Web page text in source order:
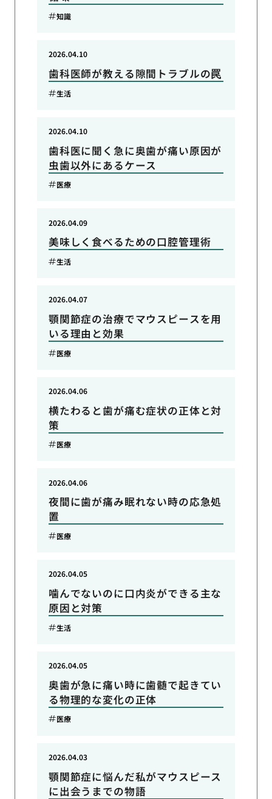
知識
歯科医師が教える隙間トラブルの罠
2026.04.10
生活
歯科医に聞く急に奥歯が痛い原因が
虫歯以外にあるケース
2026.04.10
医療
美味しく食べるための口腔管理術
2026.04.09
生活
顎関節症の治療でマウスピースを用
いる理由と効果
2026.04.07
医療
横たわると歯が痛む症状の正体と対
策
2026.04.06
医療
夜間に歯が痛み眠れない時の応急処
置
2026.04.06
医療
噛んでないのに口内炎ができる主な
原因と対策
2026.04.05
生活
奥歯が急に痛い時に歯髄で起きてい
る物理的な変化の正体
2026.04.05
医療
顎関節症に悩んだ私がマウスピース
に出会うまでの物語
2026.04.03